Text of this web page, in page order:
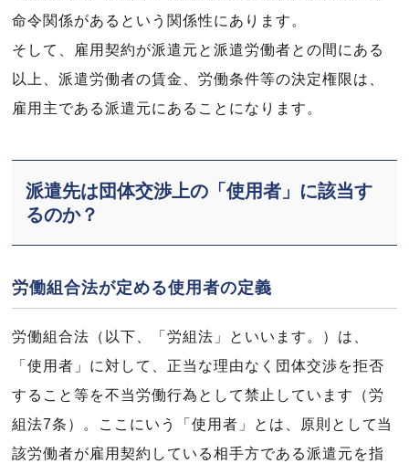
命令関係があるという関係性にあります。
そして、雇用契約が派遣元と派遣労働者との間にある
以上、派遣労働者の賃金、労働条件等の決定権限は、
雇用主である派遣元にあることになります。
派遣先は団体交渉上の「使用者」に該当す
るのか？
労働組合法が定める使用者の定義
労働組合法（以下、「労組法」といいます。）は、
「使用者」に対して、正当な理由なく団体交渉を拒否
すること等を不当労働行為として禁止しています（労
組法7条）。ここにいう「使用者」とは、原則として当
該労働者が雇用契約している相手方である派遣元を指